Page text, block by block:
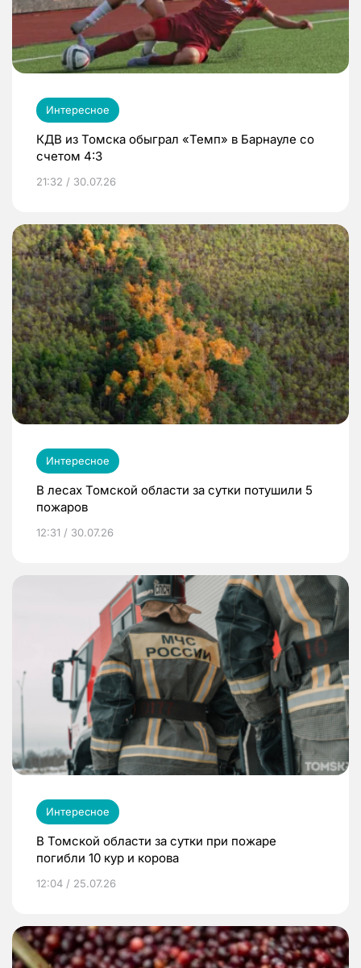
Интересное
КДВ из Томска обыграл «Темп» в Барнауле со
счетом 4:3
21:32 / 30.07.26
Интересное
В лесах Томской области за сутки потушили 5
пожаров
12:31 / 30.07.26
Интересное
В Томской области за сутки при пожаре
погибли 10 кур и корова
12:04 / 25.07.26